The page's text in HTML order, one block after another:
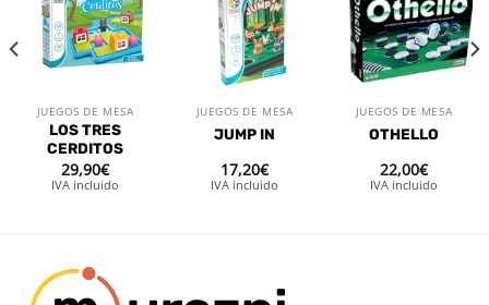
Añadir
a la
lista de
deseos
JUEGOS DE MESA
LOS TRES
CERDITOS
29,90€
IVA incluido
Añadir
a la
lista de
deseos
JUEGOS DE MESA
JUMP IN
17,20€
IVA incluido
Añadir
a la
lista de
deseos
JUEGOS DE MESA
OTHELLO
22,00€
IVA incluido